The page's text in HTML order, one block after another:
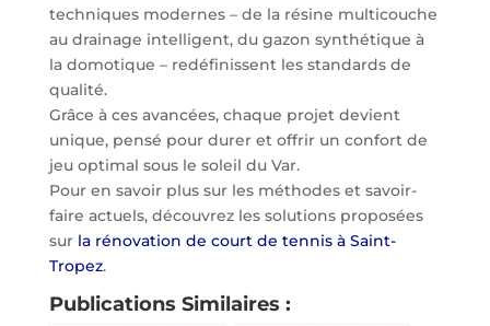
techniques modernes – de la résine multicouche
au drainage intelligent, du gazon synthétique à
la domotique – redéfinissent les standards de
qualité.
Grâce à ces avancées, chaque projet devient
unique, pensé pour durer et offrir un confort de
jeu optimal sous le soleil du Var.
Pour en savoir plus sur les méthodes et savoir-
faire actuels, découvrez les solutions proposées
sur la rénovation de court de tennis à Saint-
Tropez.
Publications Similaires :